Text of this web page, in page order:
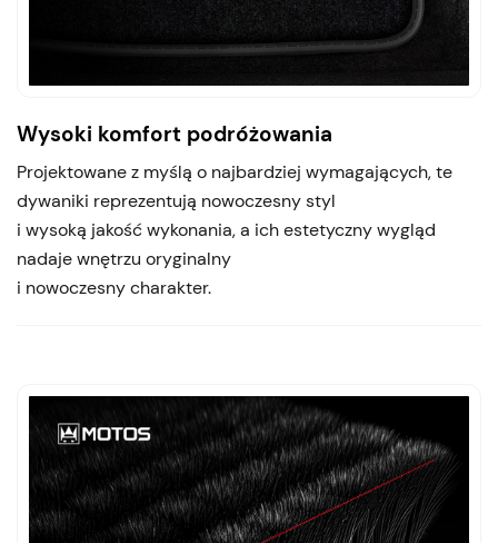
Wysoki komfort podróżowania
Projektowane z myślą o najbardziej wymagających, te
dywaniki reprezentują nowoczesny styl
i wysoką jakość wykonania, a ich estetyczny wygląd
nadaje wnętrzu oryginalny
i nowoczesny charakter.